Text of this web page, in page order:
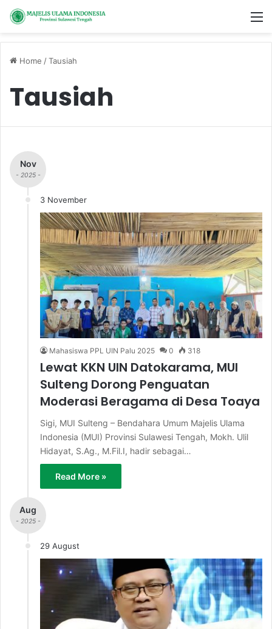
Home /Tausiah
Tausiah
Nov
- 2025 -
3 November
Mahasiswa PPL UIN Palu 2025 0 318
Lewat KKN UIN Datokarama, MUI
Sulteng Dorong Penguatan
Moderasi Beragama di Desa Toaya
Sigi, MUI Sulteng – Bendahara Umum Majelis Ulama
Indonesia (MUI) Provinsi Sulawesi Tengah, Mokh. Ulil
Hidayat, S.Ag., M.Fil.I, hadir sebagai…
Read More »
Aug
- 2025 -
29 August